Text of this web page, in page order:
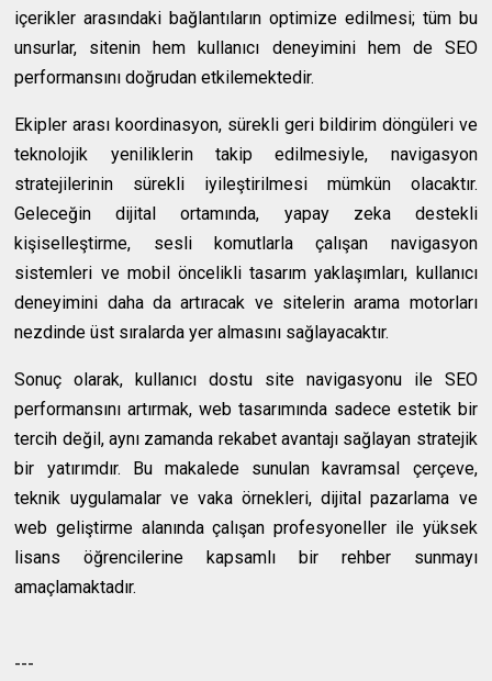
içerikler arasındaki bağlantıların optimize edilmesi; tüm bu
unsurlar, sitenin hem kullanıcı deneyimini hem de SEO
performansını doğrudan etkilemektedir.
Ekipler arası koordinasyon, sürekli geri bildirim döngüleri ve
teknolojik yeniliklerin takip edilmesiyle, navigasyon
stratejilerinin sürekli iyileştirilmesi mümkün olacaktır.
Geleceğin dijital ortamında, yapay zeka destekli
kişiselleştirme, sesli komutlarla çalışan navigasyon
sistemleri ve mobil öncelikli tasarım yaklaşımları, kullanıcı
deneyimini daha da artıracak ve sitelerin arama motorları
nezdinde üst sıralarda yer almasını sağlayacaktır.
Sonuç olarak, kullanıcı dostu site navigasyonu ile SEO
performansını artırmak, web tasarımında sadece estetik bir
tercih değil, aynı zamanda rekabet avantajı sağlayan stratejik
bir yatırımdır. Bu makalede sunulan kavramsal çerçeve,
teknik uygulamalar ve vaka örnekleri, dijital pazarlama ve
web geliştirme alanında çalışan profesyoneller ile yüksek
lisans öğrencilerine kapsamlı bir rehber sunmayı
amaçlamaktadır.
---